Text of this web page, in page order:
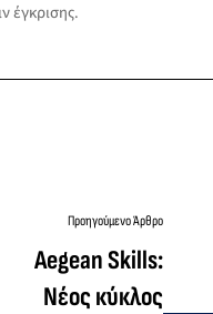
έγκρισης.
Προηγούμενο Άρθρο
Aegean Skills:
Νέος κύκλος